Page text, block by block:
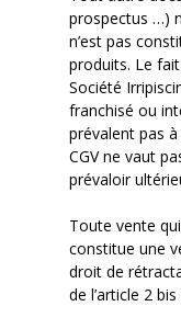
prospectus …)
n’est pas
produits. Le
Société
franchisé ou
prévalent pas
CGV ne vaut
prévaloir
Toute vente
constitue une
droit de
de l’article 2